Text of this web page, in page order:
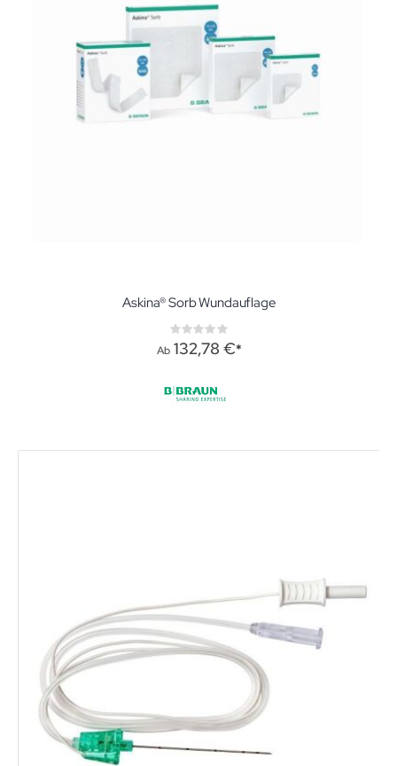
Askina® Sorb Wundauflage
Rating:
0%
Ab 132,78 €